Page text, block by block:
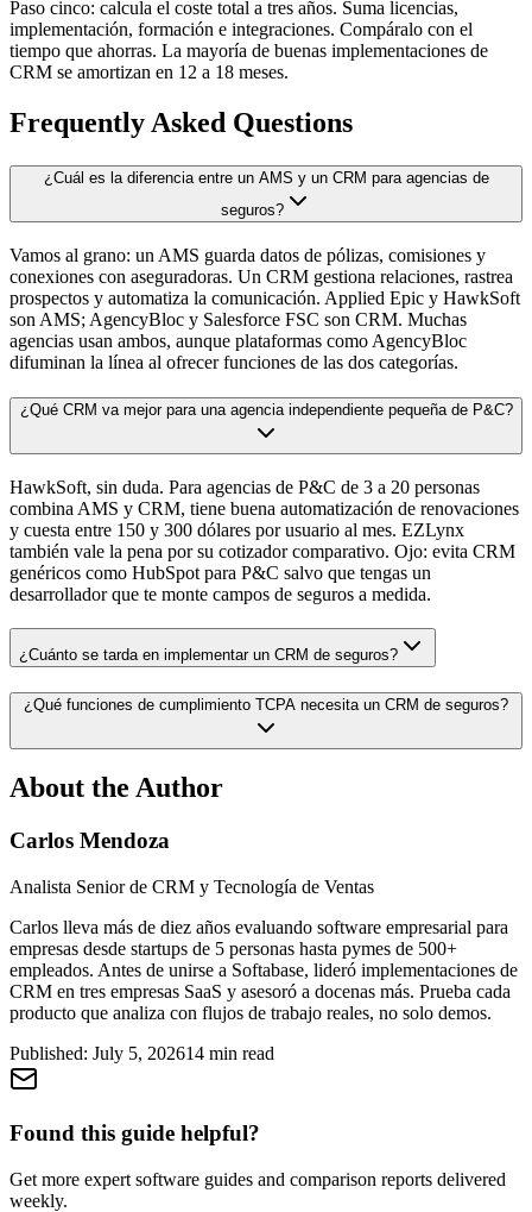
Paso cinco: calcula el coste total a tres años. Suma licencias,
implementación, formación e integraciones. Compáralo con el
tiempo que ahorras. La mayoría de buenas implementaciones de
CRM se amortizan en 12 a 18 meses.
Frequently Asked Questions
¿Cuál es la diferencia entre un AMS y un CRM para agencias de
seguros?
Vamos al grano: un AMS guarda datos de pólizas, comisiones y
conexiones con aseguradoras. Un CRM gestiona relaciones, rastrea
prospectos y automatiza la comunicación. Applied Epic y HawkSoft
son AMS; AgencyBloc y Salesforce FSC son CRM. Muchas
agencias usan ambos, aunque plataformas como AgencyBloc
difuminan la línea al ofrecer funciones de las dos categorías.
¿Qué CRM va mejor para una agencia independiente pequeña de P&C?
HawkSoft, sin duda. Para agencias de P&C de 3 a 20 personas
combina AMS y CRM, tiene buena automatización de renovaciones
y cuesta entre 150 y 300 dólares por usuario al mes. EZLynx
también vale la pena por su cotizador comparativo. Ojo: evita CRM
genéricos como HubSpot para P&C salvo que tengas un
desarrollador que te monte campos de seguros a medida.
¿Cuánto se tarda en implementar un CRM de seguros?
¿Qué funciones de cumplimiento TCPA necesita un CRM de seguros?
About the Author
Carlos Mendoza
Analista Senior de CRM y Tecnología de Ventas
Carlos lleva más de diez años evaluando software empresarial para
empresas desde startups de 5 personas hasta pymes de 500+
empleados. Antes de unirse a Softabase, lideró implementaciones de
CRM en tres empresas SaaS y asesoró a docenas más. Prueba cada
producto que analiza con flujos de trabajo reales, no solo demos.
Published: July 5, 202614 min read
Found this guide helpful?
Get more expert software guides and comparison reports delivered
weekly.